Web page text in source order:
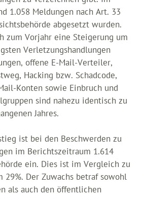
1.058 Meldungen nach Art. 33
abgesetzt wurden.
zum Vorjahr eine Steigerung um
Verletzungshandlungen
offene E-Mail-Verteiler,
Hacking bzw. Schadcode,
Konten sowie Einbruch und
sind nahezu identisch zu
Jahres.
ist bei den Beschwerden zu
im Berichtszeitraum 1.614
ein. Dies ist im Vergleich zu
29%. Der Zuwachs betraf sowohl
als auch den öffentlichen